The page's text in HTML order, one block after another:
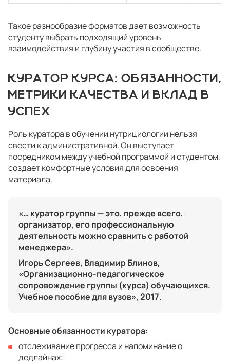
Такое разнообразие форматов дает возможность
студенту выбрать подходящий уровень
взаимодействия и глубину участия в сообществе.
КУРАТОР КУРСА: ОБЯЗАННОСТИ,
МЕТРИКИ КАЧЕСТВА И ВКЛАД В
УСПЕХ
Роль куратора в обучении нутрициологии нельзя
свести к административной. Он выступает
посредником между учебной программой и студентом,
создает комфортные условия для освоения
материала.
«… куратор группы — это, прежде всего,
организатор, его профессиональную
деятельность можно сравнить с работой
менеджера».
Игорь Сергеев, Владимир Блинов,
«Организационно-педагогическое
сопровождение группы (курса) обучающихся.
Учебное пособие для вузов», 2017.
Основные обязанности куратора:
отслеживание прогресса и напоминание о
дедлайнах;